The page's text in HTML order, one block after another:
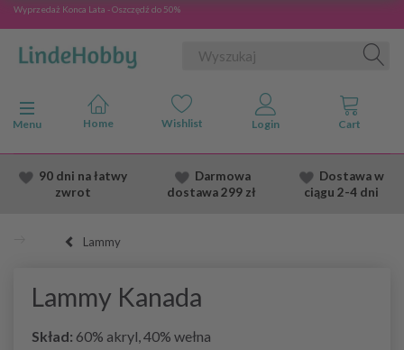
Wyprzedaż Konca Lata - Oszczędź do 50%
Przełącz nawigację
Menu
90 dni na łatwy
zwrot
Darmowa
dostawa299 zł
Dostawaw
ciągu 2-4 dni
Lammy
Lammy Kanada
Skład: 60% akryl, 40% wełna